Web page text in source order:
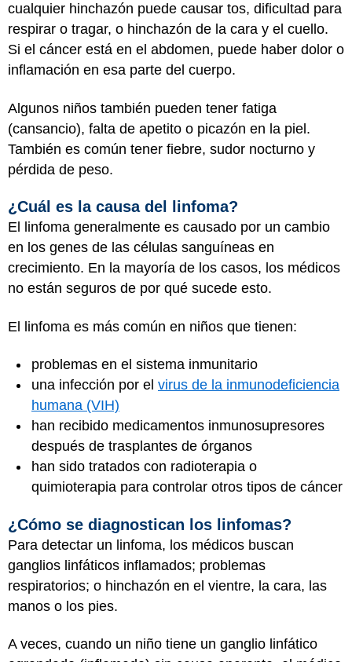
cualquier hinchazón puede causar tos, dificultad para
respirar o tragar, o hinchazón de la cara y el cuello.
Si el cáncer está en el abdomen, puede haber dolor o
inflamación en esa parte del cuerpo.
Algunos niños también pueden tener fatiga
(cansancio), falta de apetito o picazón en la piel.
También es común tener fiebre, sudor nocturno y
pérdida de peso.
¿Cuál es la causa del linfoma?
El linfoma generalmente es causado por un cambio
en los genes de las células sanguíneas en
crecimiento. En la mayoría de los casos, los médicos
no están seguros de por qué sucede esto.
El linfoma es más común en niños que tienen:
problemas en el sistema inmunitario
una infección por el virus de la inmunodeficiencia
humana (VIH)
han recibido medicamentos inmunosupresores
después de trasplantes de órganos
han sido tratados con radioterapia o
quimioterapia para controlar otros tipos de cáncer
¿Cómo se diagnostican los linfomas?
Para detectar un linfoma, los médicos buscan
ganglios linfáticos inflamados; problemas
respiratorios; o hinchazón en el vientre, la cara, las
manos o los pies.
A veces, cuando un niño tiene un ganglio linfático